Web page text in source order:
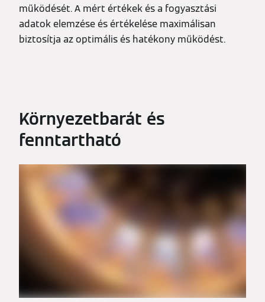
működését. A mért értékek és a fogyasztási
adatok elemzése és értékelése maximálisan
biztosítja az optimális és hatékony működést.
Környezetbarát és
fenntartható